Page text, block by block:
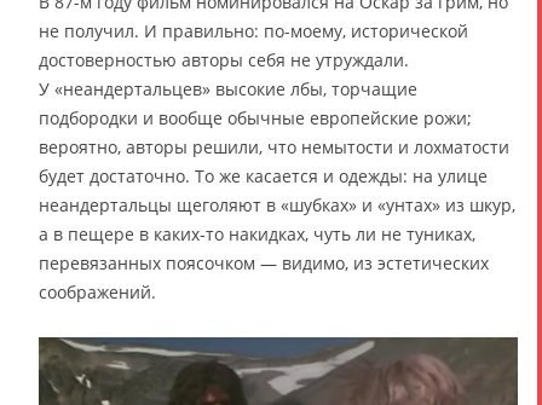
не получил. И правильно: по-моему, исторической
достоверностью авторы себя не утруждали.
У «неандертальцев» высокие лбы, торчащие
подбородки и вообще обычные европейские рожи;
вероятно, авторы решили, что немытости и лохматости
будет достаточно. То же касается и одежды: на улице
неандертальцы щеголяют в «шубках» и «унтах» из шкур,
а в пещере в каких-то накидках, чуть ли не туниках,
перевязанных поясочком — видимо, из эстетических
соображений.